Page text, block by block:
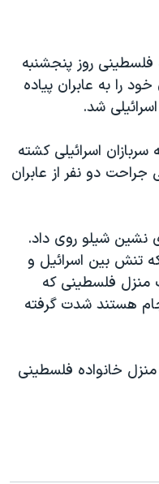
فلسطینی روز پنجشنبه
را به عابران پیاده
شد.
اسرائیلی کشته
دو نفر از عابران
نشین شیلو روی داد.
تنش بین اسرائیل و
منزل فلسطینی که
هستند شدت گرفته
خانواده فلسطینی